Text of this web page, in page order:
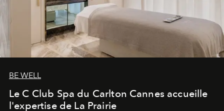
BE WELL
Le C Club Spa du Carlton Cannes accueille
l'expertise de La Prairie